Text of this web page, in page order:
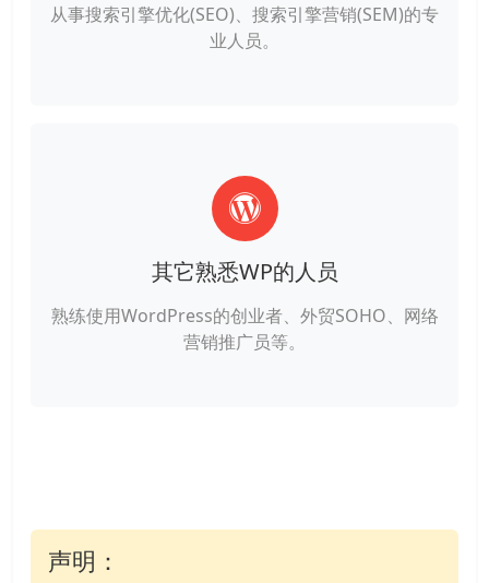
从事搜索引擎优化(SEO)、搜索引擎营销(SEM)的专
业人员。
其它熟悉WP的人员
熟练使用WordPress的创业者、外贸SOHO、网络
营销推广员等。
声明：